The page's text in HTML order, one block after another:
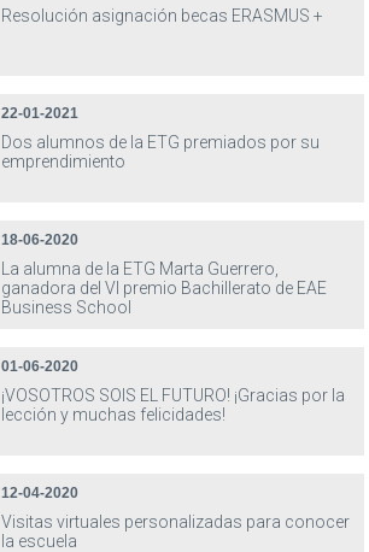
Resolución asignación becas ERASMUS +
22-01-2021
Dos alumnos de la ETG premiados por su
emprendimiento
18-06-2020
La alumna de la ETG Marta Guerrero,
ganadora del VI premio Bachillerato de EAE
Business School
01-06-2020
¡VOSOTROS SOIS EL FUTURO! ¡Gracias por la
lección y muchas felicidades!
12-04-2020
Visitas virtuales personalizadas para conocer
la escuela